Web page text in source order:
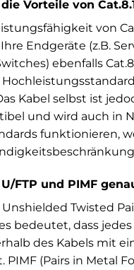
Vorteile von
von
Endgeräte (z.B.
ebenfalls
Kabel selbst ist
und wird auch in
funktionieren,
FTP und PIMF
Twisted
bedeutet, dass
des Kabels mit
PIMF (Pairs in Metal